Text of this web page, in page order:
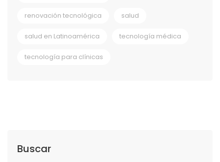
renovación tecnológica salud
salud en Latinoamérica tecnología médica
tecnología para clínicas
Buscar